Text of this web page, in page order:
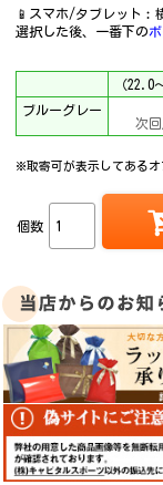
📱スマホ/タブレット︰
選択した後、一番下の
（22.0
ブルーグレー
次
※取寄可が表示してあるオ
個数